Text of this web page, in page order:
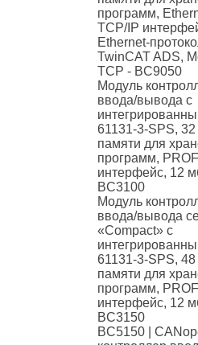
программ,
TCP/IP
Ethernet-
TwinCAT ADS,
TCP - BC9050
Модуль
ввода/вывода с
61131-3-SPS, 32
памяти для
программ,
интерфейс, 12
BC3100
Модуль
ввода/вывода
«Compact» с
61131-3-SPS, 48
памяти для
программ,
интерфейс, 12
BC3150
BC5150 |